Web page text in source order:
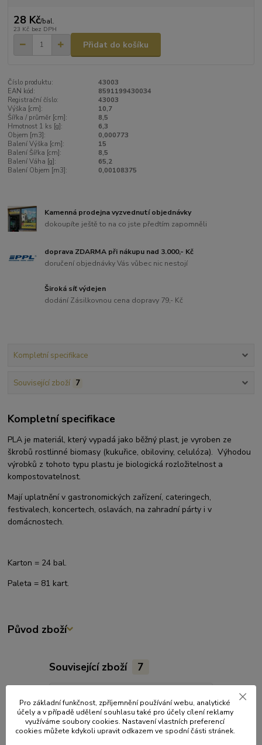
28 Kč/bal.
23 Kč bez DPH
Přidat do košíku
Číslo produktu:
43003
EAN kód:
8591199430034
Registrační číslo:
43003
Výška [cm]:
10,7
Šířka / průměr [cm]:
8,5
Hmotnost 1 ks [g]:
6,3
Objem [m3]:
0,000773
Balení Výška [cm]:
15
Balení Šířka [cm]:
8,5
Balení Váha [g]:
65,2
Balení Objem [m3]:
0,00108375
Kamenná prodejna vyzvednutí objednávky
dokoupíte ještě to na co jste předtím zapomněli
doprava ZDARMA při nákupu nad 3.000,- Kč
doručení objednávky Vás vůbec nic nestojí
Široká síť výdejen
dodání Zásilkovnou cena dopravy 79,- Kč
Kompletní specifikace
Související zboží 7
Kompletní specifikace
PLA je materiál, který vypadá jako běžný plast, je vyroben ze
škrobů rostlinné biomasy (kukuřice, obiloviny, celulóza). Výhodou
výrobků z tohoto typu plastu je biologická rozložitelnost a
kompostovatelnost.
Mají uplatnění v gastronomických zařízení, cateringech,
festivalech, koncertech, oslavách, na zahradní párty i v
domácnostech.
Karton = 24 bal.
Paleta = 81 kart.
Původ zboží
Související zboží 7
Pro základní funkčnost, zpříjemnění používání webu, analytické
účely a v případě udělení souhlasu také pro účely cílení reklamy
využíváme soubory cookies. Nastavení vlastních preferencí
cookies můžete kdykoli upravit odkazem ve spodní části stránek.